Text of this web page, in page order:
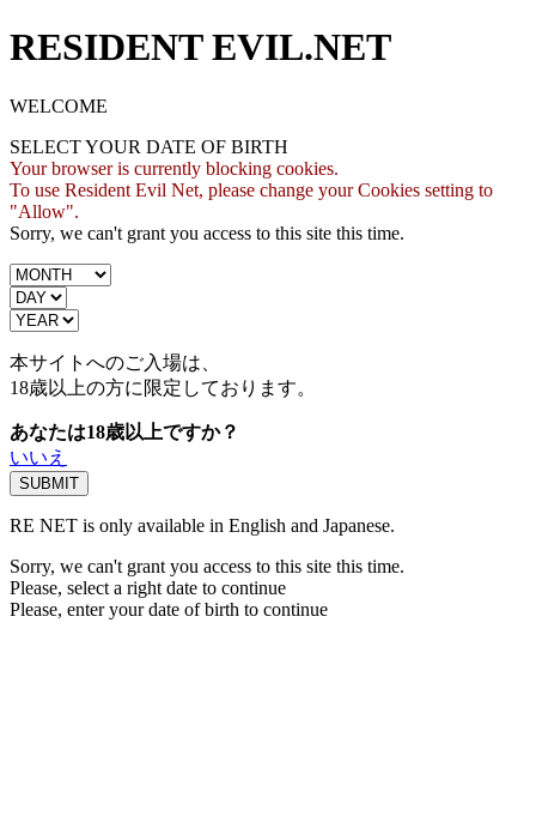
RESIDENT EVIL.NET
WELCOME
SELECT YOUR DATE OF BIRTH
Your browser is currently blocking cookies.
To use Resident Evil Net, please change your Cookies setting to
"Allow".
Sorry, we can't grant you access to this site this time.
本サイトへのご入場は、
18歳以上の方に限定しております。
あなたは18歳以上ですか？
いいえ
RE NET is only available in English and Japanese.
Sorry, we can't grant you access to this site this time.
Please, select a right date to continue
Please, enter your date of birth to continue